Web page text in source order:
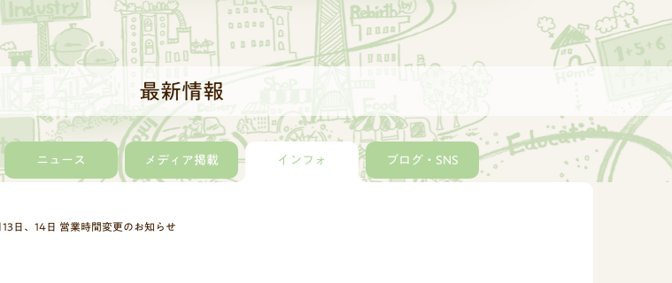
最新情報
ニュース メディア掲載 インフォ ブログ・SNS
13日、14日 営業時間変更のお知らせ